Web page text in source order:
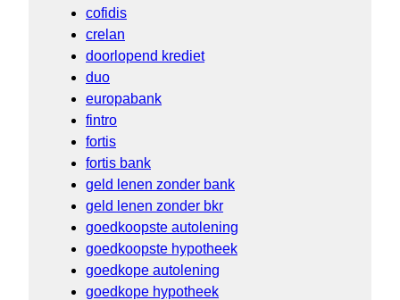
cofidis
crelan
doorlopend krediet
duo
europabank
fintro
fortis
fortis bank
geld lenen zonder bank
geld lenen zonder bkr
goedkoopste autolening
goedkoopste hypotheek
goedkope autolening
goedkope hypotheek